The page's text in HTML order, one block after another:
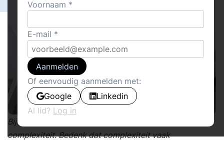
Bij elk probleem in organisaties is er geklaag over
complexiteit. Bedenk dat complexiteit vaak
Voornaam
E-mail
Aanmelden
Of eenvoudig aanmelden met:
Google
Linkedin
Al lid? Log in